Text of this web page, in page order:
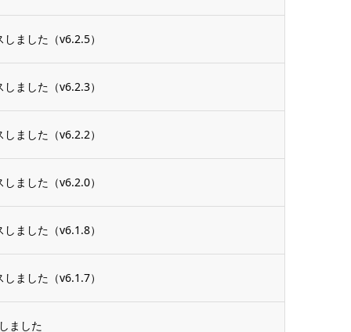
ました（v6.2.5）
ました（v6.2.3）
ました（v6.2.2）
ました（v6.2.0）
ました（v6.1.8）
ました（v6.1.7）
ました